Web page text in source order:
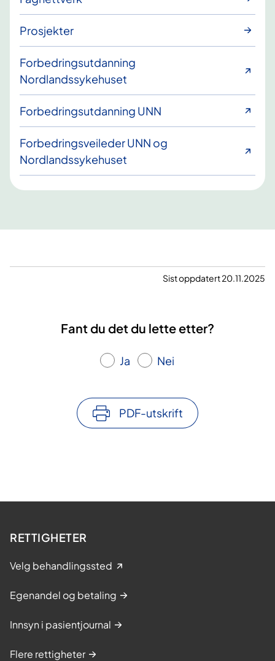
Prosjekter
Forbedringsutdanning
Nordlandssykehuset
Forbedringsutdanning UNN
Forbedringsveileder UNN og
Nordlandssykehuset
Sist oppdatert 20.11.2025
Fant du det du lette etter?
Ja Nei
PDF-utskrift
RETTIGHETER
Velg behandlingssted
Egenandel og betaling
Innsyn i pasientjournal
Flere rettigheter